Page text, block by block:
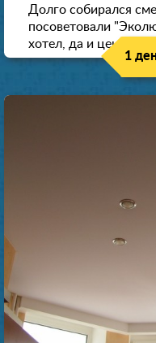
Долго собирался
посоветовали
хотел, да и цена
1